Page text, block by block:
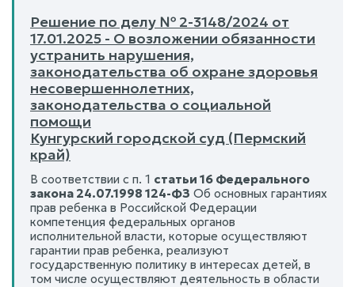
Решение по делу № 2-3148/2024 от
17.01.2025 - О возложении обязанности
устранить нарушения,
законодательства об охране здоровья
несовершеннолетних,
законодательства о социальной
помощи
Кунгурский городской суд (Пермский
край)
В соответствии с п. 1 статьи 16 Федерального
закона 24.07.1998 124-ФЗ Об основных гарантиях
прав ребенка в Российской Федерации
компетенция федеральных органов
исполнительной власти, которые осуществляют
гарантии прав ребенка, реализуют
государственную политику в интересах детей, в
том числе осуществляют деятельность в области